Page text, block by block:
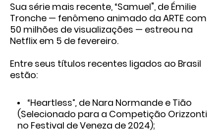
Sua série mais recente, “Samuel", de Émilie
Tronche — fenômeno animado da ARTE com
50 milhões de visualizações — estreou na
Netflix em 5 de fevereiro.
Entre seus títulos recentes ligados ao Brasil
estão:
“Heartless”, de Nara Normande e Tião
(Selecionado para a Competição Orizzonti
no Festival de Veneza de 2024);